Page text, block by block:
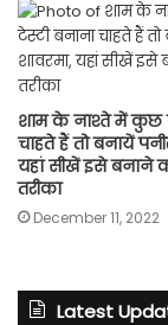
शाम के नाश्ते में कुछ
चाहते हैं तो बनायें
यहां सीखें इसे बनाने
तरीका
December 11, 2022
Latest